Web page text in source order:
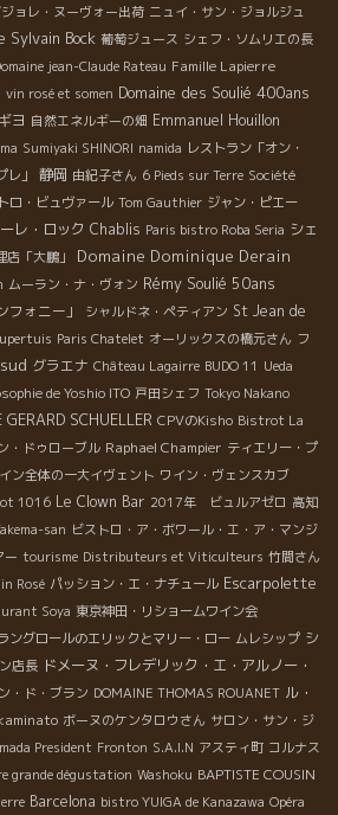
ョレ・ヌーヴォー出荷 ニュイ・サン・ジョルジュ
Sylvain Bock 葡萄ジュース シェフ・ソムリエの長
jean-Claude Rateau Famille Lapierre
vin rosé et somen Domaine des Soulié 400ans
ヨ 自然エネルギーの畑 Emmanuel Houillon
Sumiyaki SHINORI namida レストラン「オン・
」
静岡 由紀子さん 6 Pieds sur Terre Société
ロ・ビュヴァール Tom Gauthier ジャン・ピエー
レ・ロック Chablis Paris bistro Roba Seria シェ
「大鵬」 Domaine Dominique Derain
ムーラン・ナ・ヴォン Rémy Soulié 50ans
フォニー」 シャルドネ・ペティアン St Jean de
Paris Chatelet オーリックスの橋元さん フ
グラエナ Château Lagairre BUDO 11 Ueda
de Yoshio ITO 戸田シェフ Tokyo Nakano
GERARD SCHUELLER CPVのKisho Bistrot La
・ドゥローブル Raphael Champier ティエリー・プ
ン全体の一大イヴェント ワイン・ヴェンスカブ
1016 Le Clown Bar 2017年 ビュルアゼロ 高知
san ビストロ・ア・ボワール・エ・ア・マンジ
ー tourisme Distributeurs et Viticulteurs 竹間さん
Rosé パッション・エ・ナチュール Escarpolette
Soya 東京神田・リショームワイン会
ングロールのエリックとマリー・ロー ムレシップ シ
店長 ドメーヌ・フレデリック・エ・アルノー・
・ド・ブラン DOMAINE THOMAS ROUANET ル・
ボーヌのケンタロウさん サロン・サン・ジ
President Fronton S.A.I.N アスティ町 コルナス
grande dégustation Washoku BAPTISTE COUSIN
Barcelona bistro YUIGA de Kanazawa Opéra